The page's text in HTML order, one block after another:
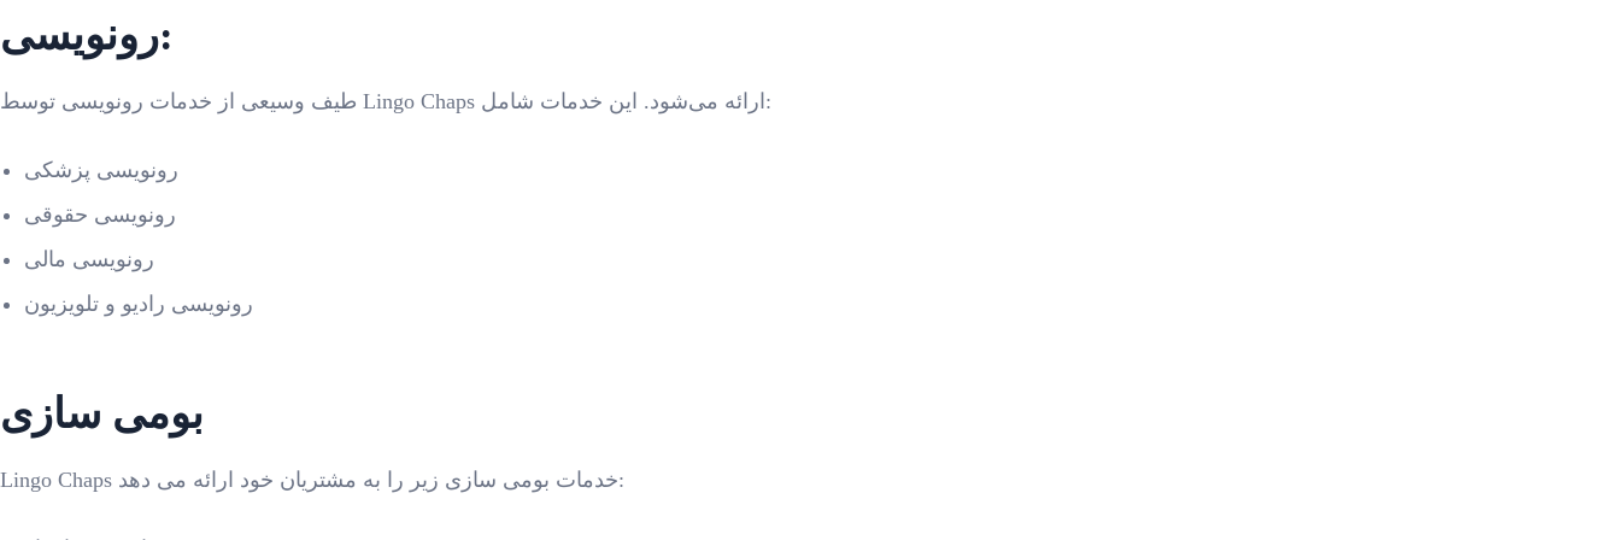
رونویسی:
طیف وسیعی از خدمات رونویسی توسط Lingo Chaps ارائه می‌شود. این خدمات شامل:
رونویسی پزشکی
رونویسی حقوقی
رونویسی مالی
رونویسی رادیو و تلویزیون
بومی سازی
Lingo Chaps خدمات بومی سازی زیر را به مشتریان خود ارائه می دهد: